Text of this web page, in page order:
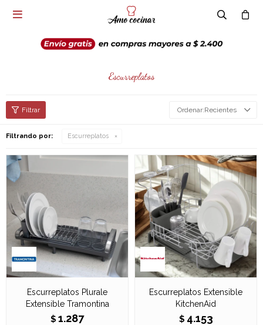

Escurreplatos
Recientes
Filtrando por: Escurreplatos
Escurreplatos Plurale
Extensible Tramontina
$ 1.287
Escurreplatos Extensible
KitchenAid
$ 4.153